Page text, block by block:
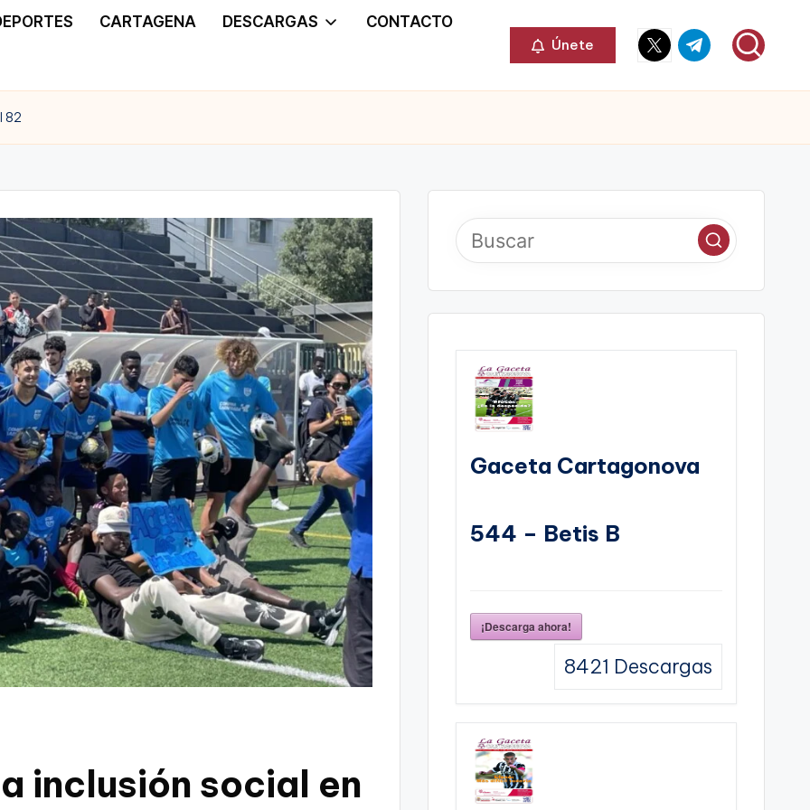
CARTAGENA DESCARGAS CONTACTO
Únete
Elemento
del
Elemento
del
82
inclusión social en
Gaceta Cartagonova
544 – Betis B
¡Descarga ahora!
8421 Descargas